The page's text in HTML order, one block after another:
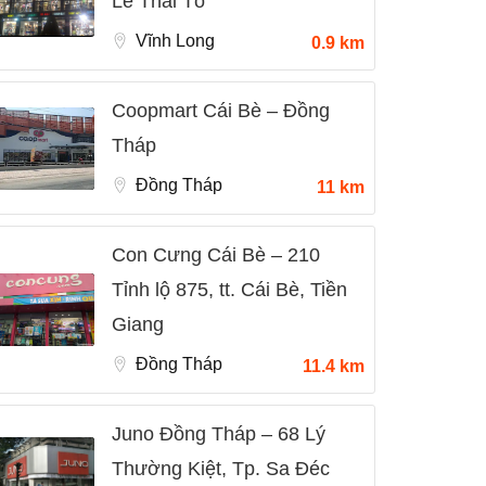
Vĩnh Long 0.9 km
Coopmart Cái Bè – Đồng
Tháp
Đồng Tháp 11 km
Con Cưng Cái Bè – 210
Tỉnh lộ 875, tt. Cái Bè, Tiền
Giang
Đồng Tháp 11.4 km
Juno Đồng Tháp – 68 Lý
Thường Kiệt, Tp. Sa Đéc